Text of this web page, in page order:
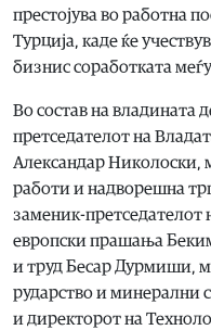
престојува во работна
Турција, каде ќе
бизнис соработката
Во состав на владината
претседателот на
Александар Николоски,
работи и надворешна
заменик-претседателот
европски прашања
и труд Бесар Дурмиши,
рударство и минерални
и директорот на